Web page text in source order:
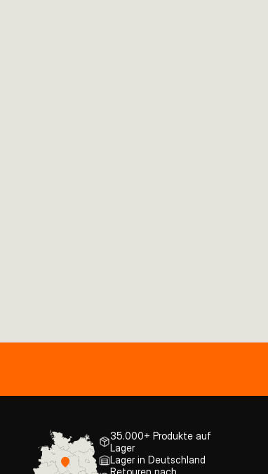
35.000+ Produkte auf
Lager
Lager in Deutschland
Retouren nach